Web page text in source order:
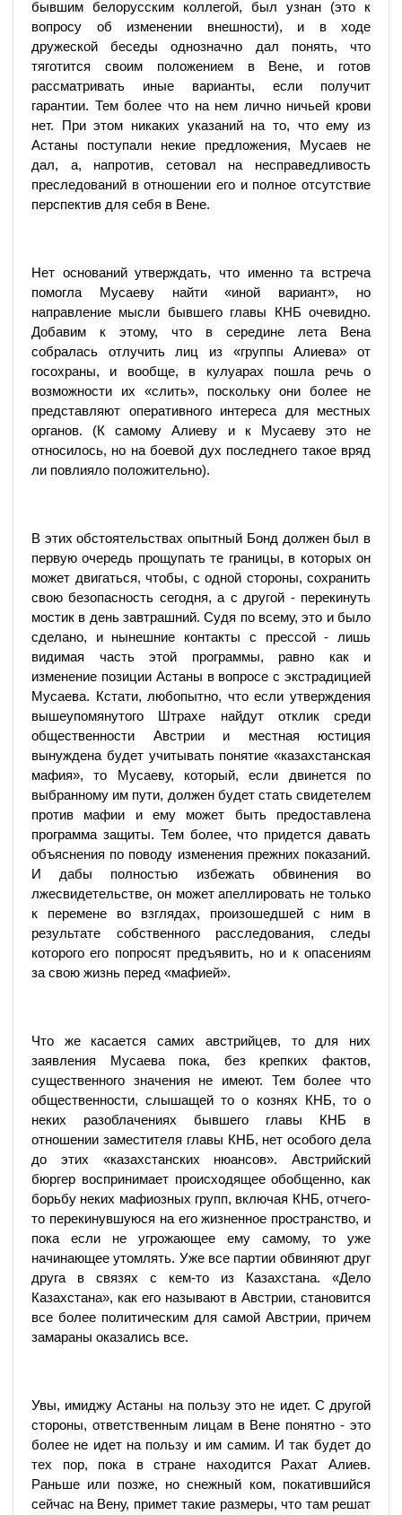
бывшим белорусским коллегой, был узнан (это к
вопросу об изменении внешности), и в ходе
дружеской беседы однозначно дал понять, что
тяготится своим положением в Вене, и готов
рассматривать иные варианты, если получит
гарантии. Тем более что на нем лично ничьей крови
нет. При этом никаких указаний на то, что ему из
Астаны поступали некие предложения, Мусаев не
дал, а, напротив, сетовал на несправедливость
преследований в отношении его и полное отсутствие
перспектив для себя в Вене.
Нет оснований утверждать, что именно та встреча
помогла Мусаеву найти «иной вариант», но
направление мысли бывшего главы КНБ очевидно.
Добавим к этому, что в середине лета Вена
собралась отлучить лиц из «группы Алиева» от
госохраны, и вообще, в кулуарах пошла речь о
возможности их «слить», поскольку они более не
представляют оперативного интереса для местных
органов. (К самому Алиеву и к Мусаеву это не
относилось, но на боевой дух последнего такое вряд
ли повлияло положительно).
В этих обстоятельствах опытный Бонд должен был в
первую очередь прощупать те границы, в которых он
может двигаться, чтобы, с одной стороны, сохранить
свою безопасность сегодня, а с другой - перекинуть
мостик в день завтрашний. Судя по всему, это и было
сделано, и нынешние контакты с прессой - лишь
видимая часть этой программы, равно как и
изменение позиции Астаны в вопросе с экстрадицией
Мусаева. Кстати, любопытно, что если утверждения
вышеупомянутого Штрахе найдут отклик среди
общественности Австрии и местная юстиция
вынуждена будет учитывать понятие «казахстанская
мафия», то Мусаеву, который, если двинется по
выбранному им пути, должен будет стать свидетелем
против мафии и ему может быть предоставлена
программа защиты. Тем более, что придется давать
объяснения по поводу изменения прежних показаний.
И дабы полностью избежать обвинения во
лжесвидетельстве, он может апеллировать не только
к перемене во взглядах, произошедшей с ним в
результате собственного расследования, следы
которого его попросят предъявить, но и к опасениям
за свою жизнь перед «мафией».
Что же касается самих австрийцев, то для них
заявления Мусаева пока, без крепких фактов,
существенного значения не имеют. Тем более что
общественности, слышащей то о кознях КНБ, то о
неких разоблачениях бывшего главы КНБ в
отношении заместителя главы КНБ, нет особого дела
до этих «казахстанских нюансов». Австрийский
бюргер воспринимает происходящее обобщенно, как
борьбу неких мафиозных групп, включая КНБ, отчего-
то перекинувшуюся на его жизненное пространство, и
пока если не угрожающее ему самому, то уже
начинающее утомлять. Уже все партии обвиняют друг
друга в связях с кем-то из Казахстана. «Дело
Казахстана», как его называют в Австрии, становится
все более политическим для самой Австрии, причем
замараны оказались все.
Увы, имиджу Астаны на пользу это не идет. С другой
стороны, ответственным лицам в Вене понятно - это
более не идет на пользу и им самим. И так будет до
тех пор, пока в стране находится Рахат Алиев.
Раньше или позже, но снежный ком, покатившийся
сейчас на Вену, примет такие размеры, что там решат